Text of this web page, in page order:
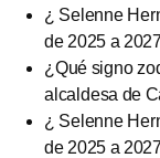
¿ Selenne
de 2025 a
¿Qué signo
alcaldesa de
¿ Selenne
de 2025 a